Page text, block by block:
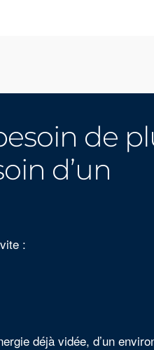
de
d’un
:
déjà vidée, d’un